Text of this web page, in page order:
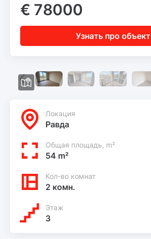
€ 78000
Узнать про объект
Локация
Равда
Общая площадь, m²
54 m²
Кол-во комнат
2 комн.
Этаж
3